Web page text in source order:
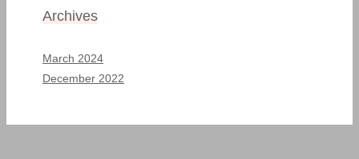
Archives
March 2024
December 2022